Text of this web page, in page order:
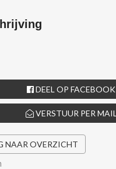
DEEL OP FACEBOOK
VERSTUUR PER MAIL
NAAR OVERZICHT